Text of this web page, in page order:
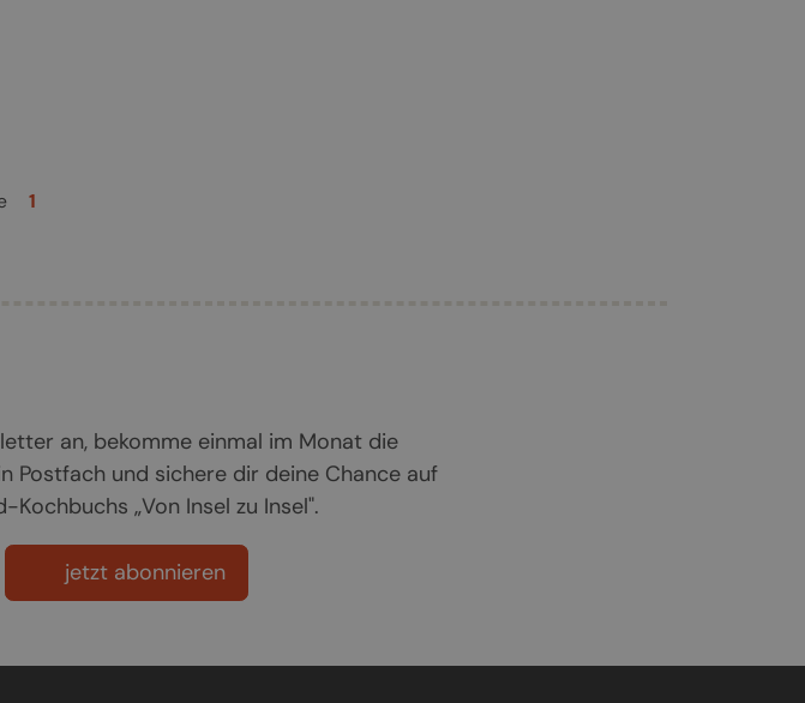
1
an, bekomme einmal im Monat die
Postfach und sichere dir deine Chance auf
„Von Insel zu Insel".
jetzt abonnieren